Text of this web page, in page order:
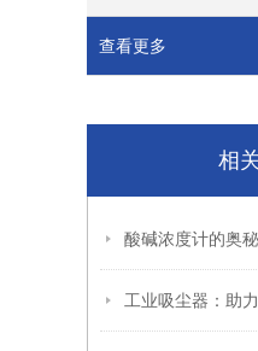
查看更多
相
酸碱浓度计的奥